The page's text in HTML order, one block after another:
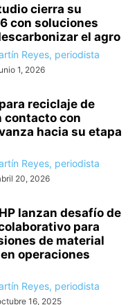
cierra su
con soluciones
el agro
Reyes, periodista
1, 2026
reciclaje de
contacto con
hacia su etapa
Reyes, periodista
20, 2026
lanzan desafío de
para
de material
operaciones
Reyes, periodista
16, 2025